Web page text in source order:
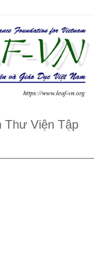
Thư Viện Tập